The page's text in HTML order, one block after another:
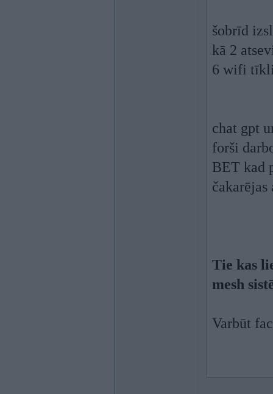
šobrīd
kā 2
6 wifi
chat gpt
forši
BET kad
čakarējas
Tie kas
mesh
Varbūt